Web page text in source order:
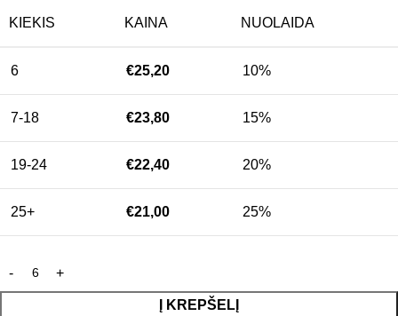
KIEKIS KAINA NUOLAIDA
6 €25,20 10%
7-18 €23,80 15%
19-24 €22,40 20%
25+ €21,00 25%
Į KREPŠELĮ